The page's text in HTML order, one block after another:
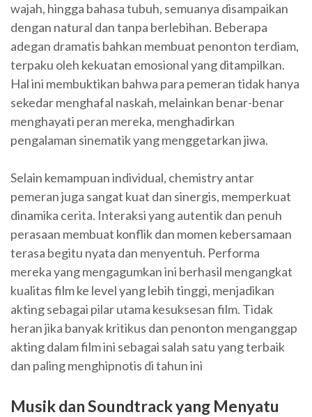
wajah, hingga bahasa tubuh, semuanya disampaikan
dengan natural dan tanpa berlebihan. Beberapa
adegan dramatis bahkan membuat penonton terdiam,
terpaku oleh kekuatan emosional yang ditampilkan.
Hal ini membuktikan bahwa para pemeran tidak hanya
sekedar menghafal naskah, melainkan benar-benar
menghayati peran mereka, menghadirkan
pengalaman sinematik yang menggetarkan jiwa.
Selain kemampuan individual, chemistry antar
pemeran juga sangat kuat dan sinergis, memperkuat
dinamika cerita. Interaksi yang autentik dan penuh
perasaan membuat konflik dan momen kebersamaan
terasa begitu nyata dan menyentuh. Performa
mereka yang mengagumkan ini berhasil mengangkat
kualitas film ke level yang lebih tinggi, menjadikan
akting sebagai pilar utama kesuksesan film. Tidak
heran jika banyak kritikus dan penonton menganggap
akting dalam film ini sebagai salah satu yang terbaik
dan paling menghipnotis di tahun ini
Musik dan Soundtrack yang Menyatu